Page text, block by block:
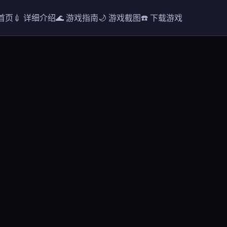
页 💉 详细介绍🌊 游戏指南🌙 游戏截图☎️ 下载游戏